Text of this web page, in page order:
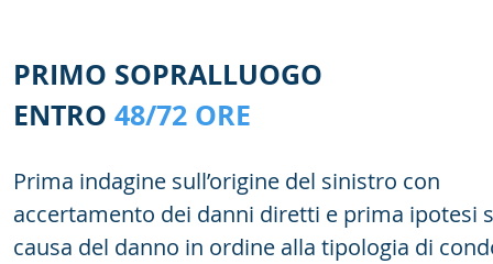
PRIMO SOPRALLUOGO
ENTRO 48/72 ORE
Prima indagine sull’origine del sinistro con
accertamento dei danni diretti e prima ipotesi
causa del danno in ordine alla tipologia di